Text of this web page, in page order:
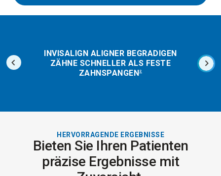
INVISALIGN ALIGNER BEGRADIGEN
ZÄHNE SCHNELLER ALS FESTE
ZAHNSPANGEN2
HERVORRAGENDE ERGEBNISSE
Bieten Sie Ihren Patienten
präzise Ergebnisse mit